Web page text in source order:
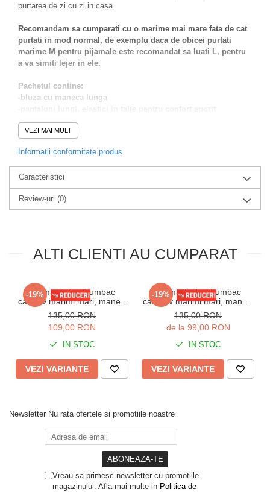
purtarea de zi cu zi in casa.
Recomandam sa cumparati cu o marime mai mare fata de cat
purtati in mod normal, de exemplu daca de obicei purtati
marime M pentru pijamale este recomandat sa luati L, pentru
a va simiti lejer in ele.
Pachetul contine:
-bluza cu maneca lunga
Alege sa te simti bine in pielea ta purtand aceasta pijama atat
pe timp de zi cat si noaptea.
Intretinere:
Se spala la maxim 40 grade, se calca la 130 grade, nu se folosesc
inalbitori.
Compozitie :100%bumbac
VEZI MAI MULT
Informatii conformitate produs
Caracteristici
Review-uri (0)
ALTI CLIENTI AU CUMPARAT
-19%
Pijama barbat bumbac
calitativ marimi mari, maneci
si pantaloni lungi cu buzunare
bleumarin 201/205
135,00 RON
109,00 RON
IN STOC
VEZI VARIANTE
-19%
Pijama barbat bumbac
calitaitiv marimi mari, maneci
si pantaloni lungi cu buzunare
visiniu 205
135,00 RON
de la 99,00 RON
IN STOC
VEZI VARIANTE
Newsletter Nu rata ofertele si promotiile noastre
Vreau sa primesc newsletter cu promotiile
magazinului. Afla mai multe in Politica de